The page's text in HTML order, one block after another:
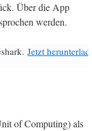
Über die App
werden.
Jetzt
of Computing) als